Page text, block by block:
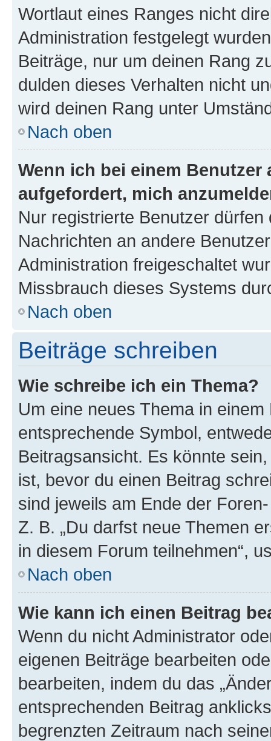
Wortlaut eines Ranges nicht
Administration festgelegt
Beiträge, nur um deinen Rang
dulden dieses Verhalten nicht
wird deinen Rang unter
Nach oben
Wenn ich bei einem
aufgefordert, mich
Nur registrierte Benutzer
Nachrichten an andere
Administration freigeschaltet
Missbrauch dieses Systems
Nach oben
Beiträge schreiben
Wie schreibe ich ein Thema?
Um eine neues Thema in
entsprechende Symbol,
Beitragsansicht. Es könnte
ist, bevor du einen Beitrag
sind jeweils am Ende der
Z. B. „Du darfst neue Themen
in diesem Forum teilnehmen“,
Nach oben
Wie kann ich einen Beitrag
Wenn du nicht Administrator
eigenen Beiträge bearbeiten
bearbeiten, indem du das
entsprechenden Beitrag
begrenzten Zeitraum nach